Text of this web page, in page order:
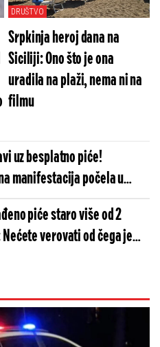
DRUŠTVO
Srpkinja heroj dana na
Siciliji: Ono što je ona
uradila na plaži, nema ni na
filmu
uz besplatno piće!
manifestacija počela u
piće staro više od 2
verovati od čega je